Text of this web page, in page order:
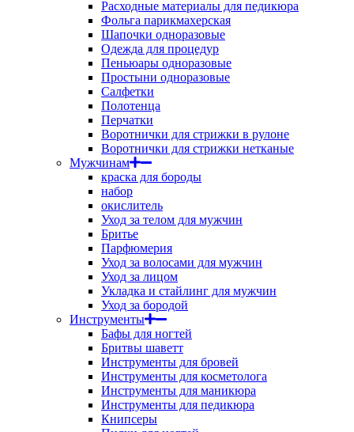
Расходные материалы для педикюра
Фольга парикмахерская
Шапочки одноразовые
Одежда для процедур
Пеньюары одноразовые
Простыни одноразовые
Салфетки
Полотенца
Перчатки
Воротнички для стрижки в рулоне
Воротнички для стрижки нетканые
Мужчинам
краска для бороды
набор
окислитель
Уход за телом для мужчин
Бритье
Парфюмерия
Уход за волосами для мужчин
Уход за лицом
Укладка и стайлинг для мужчин
Уход за бородой
Инструменты
Бафы для ногтей
Бритвы шаветт
Инструменты для бровей
Инструменты для косметолога
Инструменты для маникюра
Инструменты для педикюра
Книпсеры